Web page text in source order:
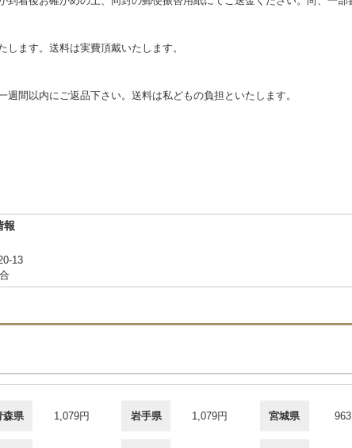
ます。送料は実費頂戴いたします。
間以内にご返品下さい。送料は私どもの負担といたします。
報
13
森県 1,079円 岩手県 1,079円 宮城県